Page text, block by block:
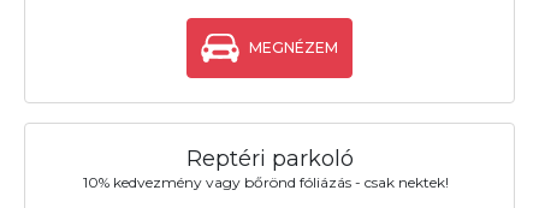
MEGNÉZEM
Reptéri parkoló
10% kedvezmény vagy bőrönd fóliázás - csak nektek!